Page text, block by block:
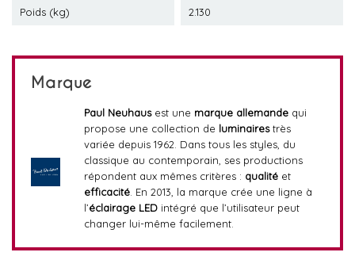
Poids (kg) 2.130
Marque
Paul Neuhausest une marque allemandequi
propose une collection de luminairestrès
variée depuis 1962. Dans tous les styles, du
classique au contemporain, ses productions
répondent aux mêmes critères : qualitéet
efficacité. En 2013, la marque crée une ligne à
l’éclairage LEDintégré que l’utilisateur peut
changer lui-même facilement.